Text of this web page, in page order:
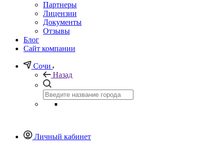
Партнеры
Лицензии
Документы
Отзывы
Блог
Сайт компании
Сочи
Назад
Личный кабинет